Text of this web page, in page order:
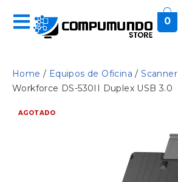
0
Home / Equipos de Oficina /Scanner
Workforce DS-530II Duplex USB 3.0
AGOTADO